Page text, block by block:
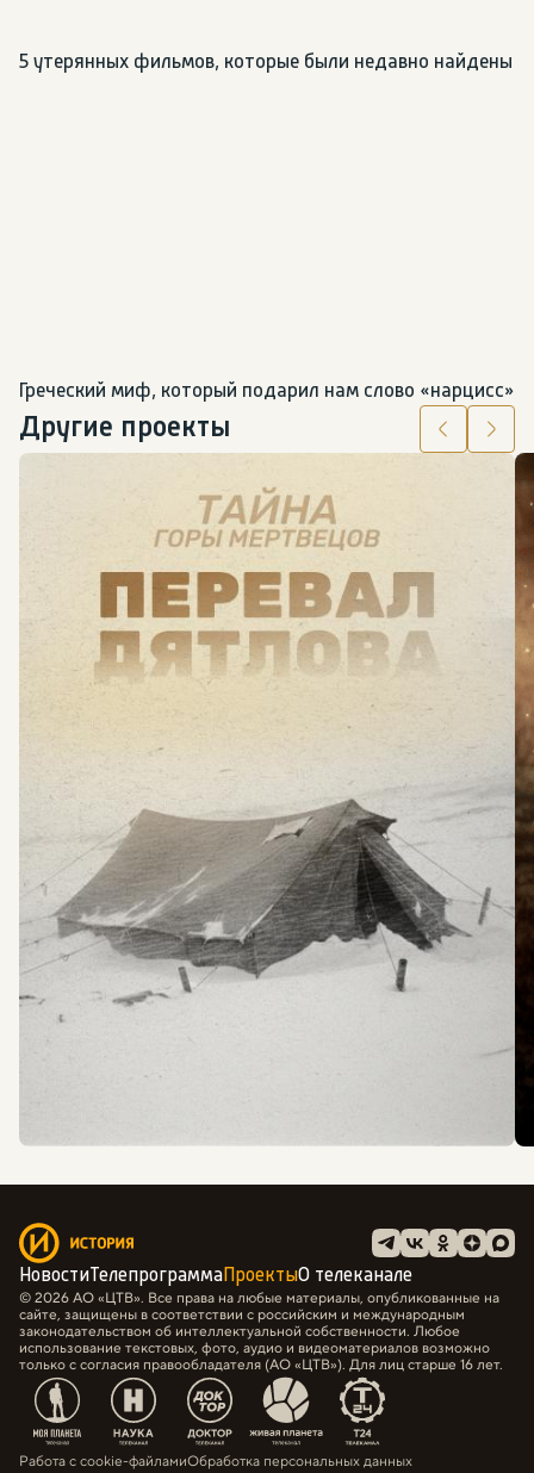
5 утерянных фильмов, которые были недавно найдены
Греческий миф, который подарил нам слово «нарцисс»
Другие проекты
НовостиТелепрограммаПроектыО телеканале
© 2026 АО «ЦТВ». Все права на любые материалы, опубликованные на
сайте, защищены в соответствии с российским и международным
законодательством об интеллектуальной собственности. Любое
использование текстовых, фото, аудио и видеоматериалов возможно
только с согласия правообладателя (АО «ЦТВ»). Для лиц старше 16 лет.
Работа с cookie-файламиОбработка персональных данных